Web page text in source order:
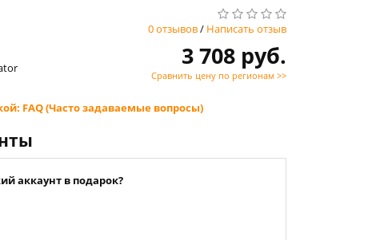
0 отзывов/ Написать отзыв
3 708 руб.
Сравнить цену по регионам >>
FAQ (Часто задаваемые вопросы)
аккаунт в подарок?